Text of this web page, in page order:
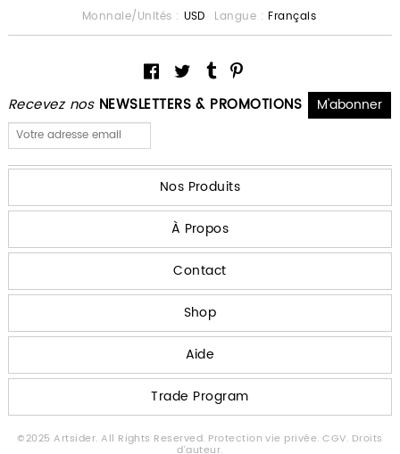
Recevez nos NEWSLETTERS & PROMOTIONS
Monnaie/Unités : USD Langue : Français
Nos Produits
À Propos
Contact
Shop
Aide
Trade Program
©2025 Artsider. All Rights Reserved. Protection vie privée.CGV. Droits
d'auteur.